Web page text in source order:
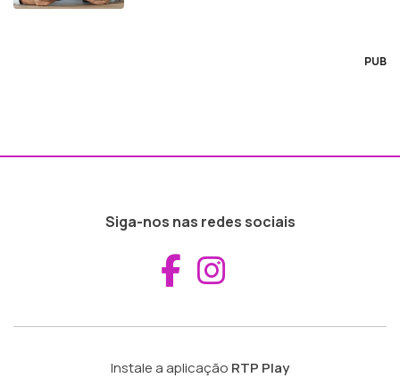
PUB
Siga-nos nas redes sociais
Aceder ao
Instale a aplicação RTP Play